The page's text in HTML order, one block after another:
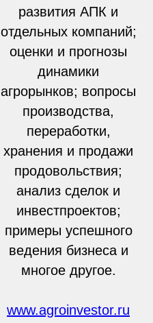
развития АПК и
отдельных компаний;
оценки и прогнозы
динамики
агрорынков; вопросы
производства,
переработки,
хранения и продажи
продовольствия;
анализ сделок и
инвестпроектов;
примеры успешного
ведения бизнеса и
многое другое.
www.agroinvestor.ru